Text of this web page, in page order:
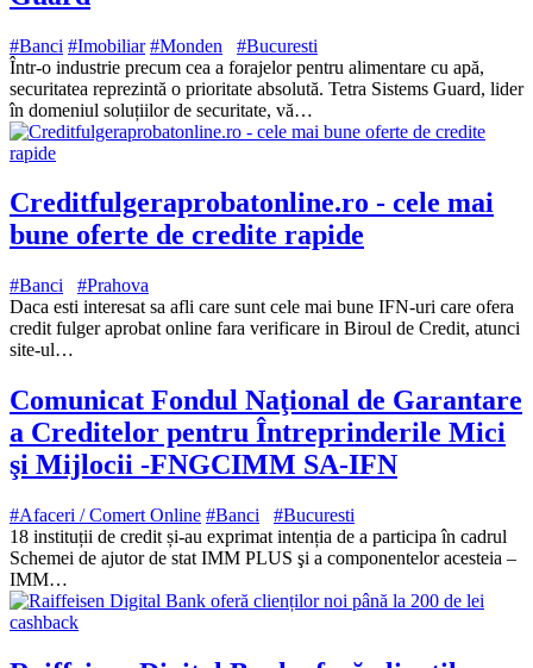
#Banci #Imobiliar #Monden
#Bucuresti
Într-o industrie precum cea a forajelor pentru alimentare cu apă,
securitatea reprezintă o prioritate absolută. Tetra Sistems Guard, lider
în domeniul soluțiilor de securitate, vă…
Creditfulgeraprobatonline.ro - cele mai
bune oferte de credite rapide
#Banci
#Prahova
Daca esti interesat sa afli care sunt cele mai bune IFN-uri care ofera
credit fulger aprobat online fara verificare in Biroul de Credit, atunci
site-ul…
Comunicat Fondul Naţional de Garantare
a Creditelor pentru Întreprinderile Mici
şi Mijlocii -FNGCIMM SA-IFN
#Afaceri / Comert Online #Banci
#Bucuresti
18 instituții de credit și-au exprimat intenția de a participa în cadrul
Schemei de ajutor de stat IMM PLUS şi a componentelor acesteia –
IMM…